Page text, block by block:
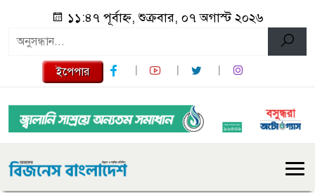
১১:৪৭ পূর্বাহ্ন, শুক্রবার, ০৭ অগাস্ট ২০২৬
ইপেপার